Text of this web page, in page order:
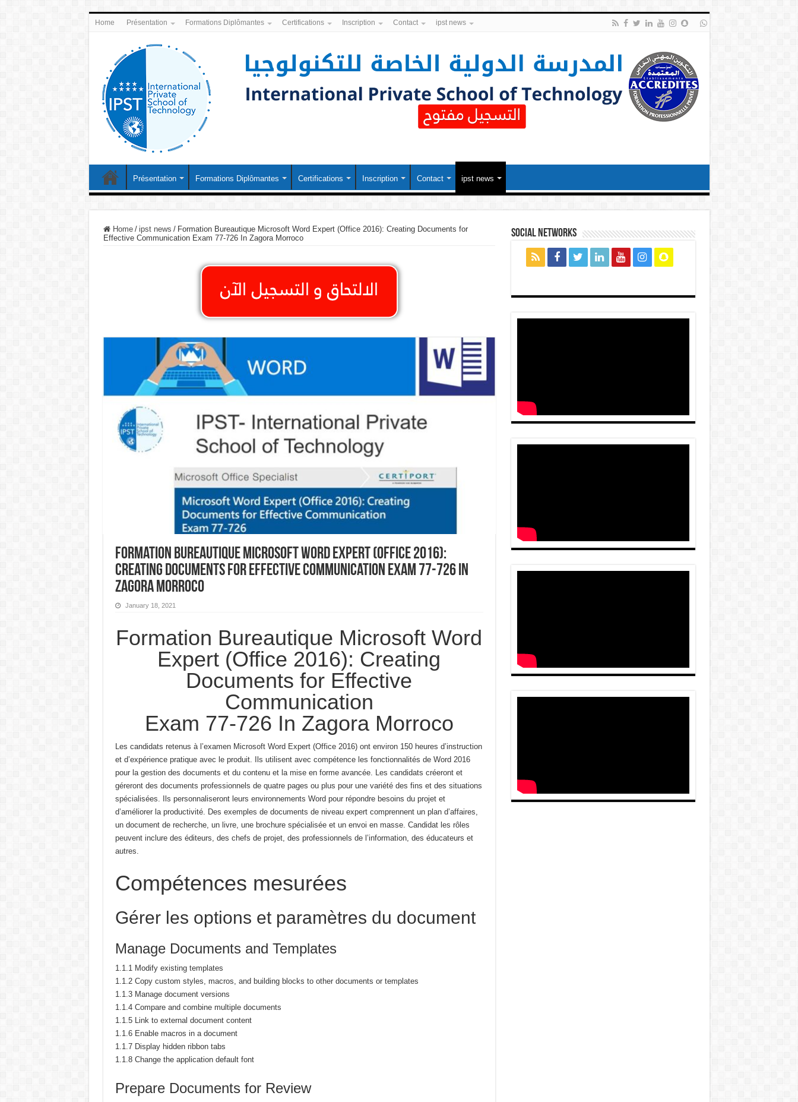
Home Présentation Formations Diplômantes Certifications Inscription Contact ipst news
Présentation Formations Diplômantes Certifications Inscription Contact ipst news
Home / ipst news / Formation Bureautique Microsoft Word Expert (Office 2016): Creating Documents for
Effective Communication Exam 77-726 In Zagora Morroco
Formation Bureautique Microsoft Word Expert (Office 2016):
Creating Documents for Effective Communication Exam 77-726 In
Zagora Morroco
January 18, 2021
Formation Bureautique Microsoft Word
Expert (Office 2016): Creating
Documents for Effective
Communication
Exam 77-726 In Zagora Morroco
Les candidats retenus à l’examen Microsoft Word Expert (Office 2016) ont environ 150 heures d’instruction
et d’expérience pratique avec le produit.
Ils utilisent avec compétence les fonctionnalités de Word 2016
pour la gestion des documents et du contenu et la mise en forme avancée. Les candidats créeront et
géreront des documents professionnels de quatre pages ou plus pour une variété des fins et des situations
spécialisées.
Ils personnaliseront leurs environnements Word pour répondre besoins du projet et
d’améliorer la productivité. Des exemples de documents de niveau expert comprennent un plan d’affaires,
un document de recherche, un livre, une brochure spécialisée et un envoi en masse. Candidat les rôles
peuvent inclure des éditeurs, des chefs de projet, des professionnels de l’information, des éducateurs et
autres.
Compétences mesurées
Gérer les options et paramètres du document
Manage Documents and Templates
1.1.1 Modify existing templates
1.1.2 Copy custom styles, macros, and building blocks to other documents or templates
1.1.3 Manage document versions
1.1.4 Compare and combine multiple documents
1.1.5 Link to external document content
1.1.6 Enable macros in a document
1.1.7 Display hidden ribbon tabs
1.1.8 Change the application default font
Prepare Documents for Review
social networks